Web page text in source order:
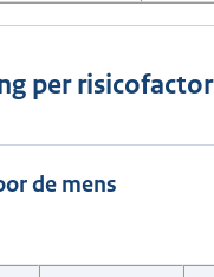
per risicofactor
de mens